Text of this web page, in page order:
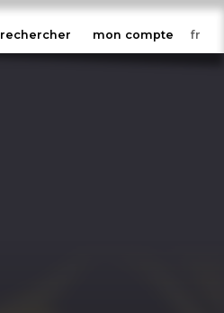
rechercher mon compte